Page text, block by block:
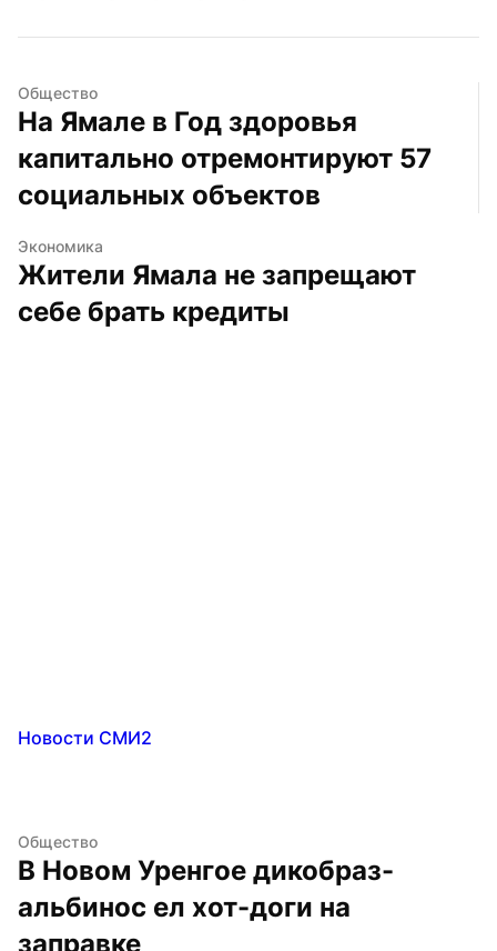
Общество
На Ямале в Год здоровья
капитально отремонтируют 57
социальных объектов
Экономика
Жители Ямала не запрещают
себе брать кредиты
Новости СМИ2
Общество
В Новом Уренгое дикобраз-
альбинос ел хот-доги на
заправке